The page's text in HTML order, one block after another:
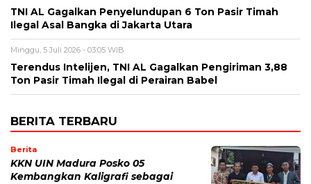
TNI AL Gagalkan Penyelundupan 6 Ton Pasir Timah
Ilegal Asal Bangka di Jakarta Utara
Minggu, 5 Juli 2026 - 03:05 WIB
Terendus Intelijen, TNI AL Gagalkan Pengiriman 3,88
Ton Pasir Timah Ilegal di Perairan Babel
BERITA TERBARU
Berita
KKN UIN Madura Posko 05
Kembangkan Kaligrafi sebagai